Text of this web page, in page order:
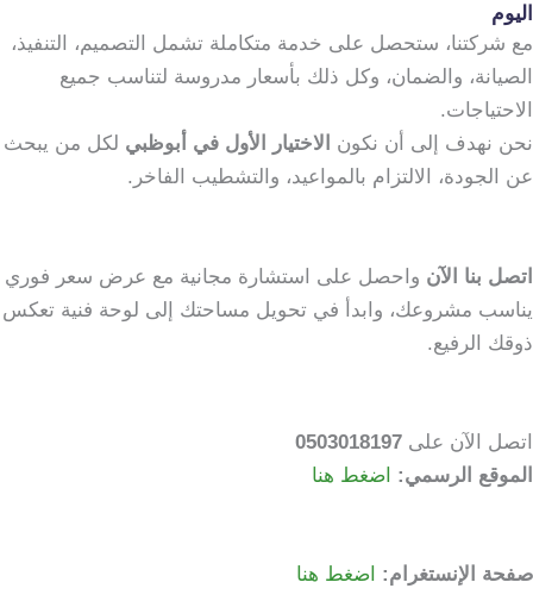
اليوم
مع شركتنا، ستحصل على خدمة متكاملة تشمل التصميم، التنفيذ،
الصيانة، والضمان، وكل ذلك بأسعار مدروسة لتناسب جميع
الاحتياجات.
نحن نهدف إلى أن نكون
الاختيار الأول في أبوظبي لكل من يبحث
عن الجودة، الالتزام بالمواعيد، والتشطيب الفاخر.
اتصل بنا الآن واحصل على استشارة مجانية مع عرض سعر فوري
يناسب مشروعك، وابدأ في تحويل مساحتك إلى لوحة فنية تعكس
ذوقك الرفيع.
اتصل الآن على 0503018197
الموقع الرسمي: اضغط هنا
صفحة الإنستغرام: اضغط هنا